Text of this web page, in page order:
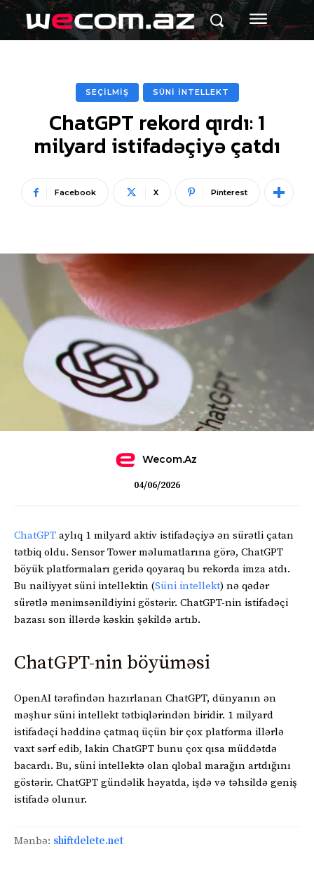
SEÇİLMİŞ SÜNİ İNTELLEKT
ChatGPT rekord qırdı: 1
milyard istifadəçiyə çatdı
Facebook X Pinterest
Wecom.az
04/06/2026
ChatGPT aylıq 1 milyard aktiv istifadəçiyə ən sürətli çatan
tətbiq oldu. Sensor Tower məlumatlarına görə, ChatGPT
böyük platformaları geridə qoyaraq bu rekorda imza atdı.
Bu nailiyyət süni intellektin (Süni intellekt) nə qədər
sürətlə mənimsənildiyini göstərir. ChatGPT-nin istifadəçi
bazası son illərdə kəskin şəkildə artıb.
ChatGPT-nin böyüməsi
OpenAI tərəfindən hazırlanan ChatGPT, dünyanın ən
məşhur süni intellekt tətbiqlərindən biridir. 1 milyard
istifadəçi həddinə çatmaq üçün bir çox platforma illərlə
vaxt sərf edib, lakin ChatGPT bunu çox qısa müddətdə
bacardı. Bu, süni intellektə olan qlobal marağın artdığını
göstərir. ChatGPT gündəlik həyatda, işdə və təhsildə geniş
istifadə olunur.
Mənbə: shiftdelete.net